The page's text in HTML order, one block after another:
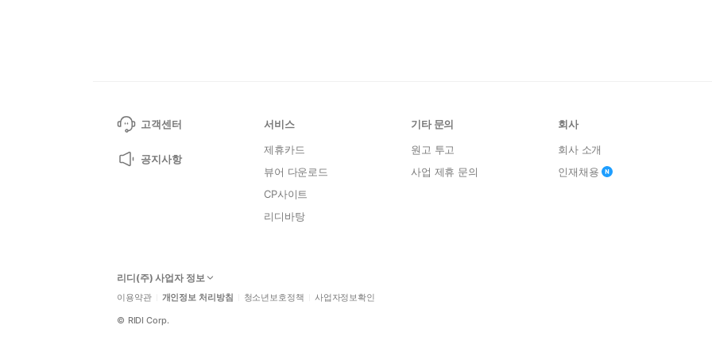
고객센터
공지사항
서비스
제휴카드
뷰어 다운로드
CP사이트
리디바탕
기타 문의
원고 투고
사업 제휴 문의
회사
회사 소개
인재채용
리디(주) 사업자 정보
이용약관 개인정보 처리방침 청소년보호정책 사업자정보확인
© RIDI Corp.